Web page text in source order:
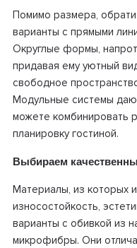
Помимо размера,
варианты с прямыми
Округлые формы,
придавая ему уютный
свободное
Модульные системы
можете комбинировать
планировку гостиной.
Выбираем
Материалы, из которых
износостойкость,
варианты с обивкой из
микрофибры. Они